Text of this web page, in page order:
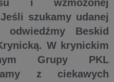
i wzmożonej
szukamy udanej
odwiedźmy Beskid
W krynickim
Grupy PKL
z ciekawych